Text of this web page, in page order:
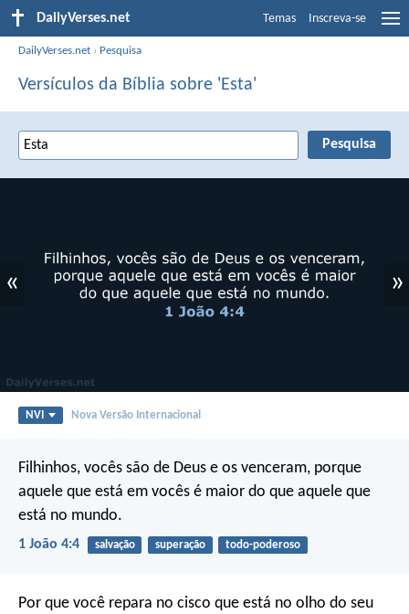
DailyVerses.net Temas Inscreva-se
DailyVerses.net › Pesquisa
Versículos da Bíblia sobre 'Esta'
« »
NVI Nova Versão Internacional
Filhinhos, vocês são de Deus e os venceram, porque
aquele que está em vocês é maior do que aquele que
está no mundo.
1 João 4:4 salvação superação todo-poderoso
Por que você repara no cisco que está no olho do seu